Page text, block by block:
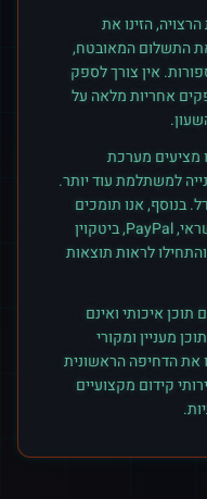
הזינו את
התשלום המאובטח,
אין צורך לספק
אחריות מלאה על
מציעים מערכת
למשתלמת עוד יותר.
בנוסף, אנו תומכים
במגוון אמצעי תשלום כולל כרטיסי אשראי, PayPal, ביטקוין
לראות תוצאות
איכותי ואינם
מעניין ומקורי
את הדחיפה הראשונית
קידום מקצועיים